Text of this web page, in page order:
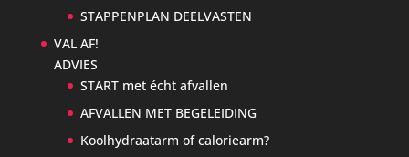
STAPPENPLAN DEELVASTEN
VAL AF!
ADVIES
START met écht afvallen
AFVALLEN MET BEGELEIDING
Koolhydraatarm of caloriearm?